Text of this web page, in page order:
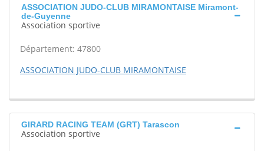
ASSOCIATION JUDO-CLUB MIRAMONTAISE Miramont-
de-Guyenne
Association sportive
Département: 47800
ASSOCIATION JUDO-CLUB MIRAMONTAISE
GIRARD RACING TEAM (GRT) Tarascon
Association sportive